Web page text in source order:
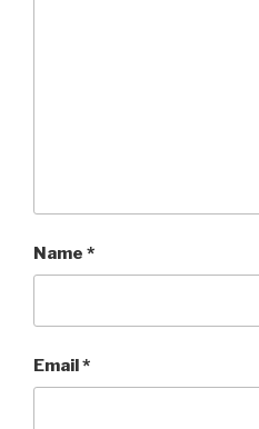
Name *
Email*